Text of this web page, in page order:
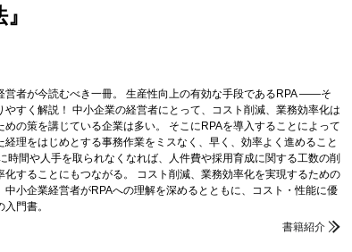
営者が今読むべき一冊。 生産性向上の有効な手段であるRPA ――そ
やすく解説！ 中小企業の経営者にとって、コスト削減、業務効率化は
めの策を講じている企業は多い。 そこにRPAを導入することによって
経理をはじめとする事務作業をミスなく、早く、効率よく進めること
時間や人手を取られなくなれば、人件費や採用育成に関する工数の削
化することにもつながる。 コスト削減、業務効率化を実現するための
中小企業経営者がRPAへの理解を深めるとともに、コスト・性能に優
門書。
書籍紹介